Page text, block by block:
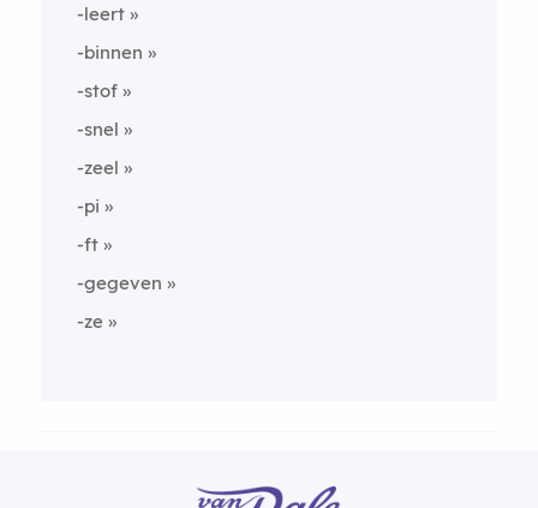
-leert
-binnen
-stof
-snel
-zeel
-pi
-ft
-gegeven
-ze